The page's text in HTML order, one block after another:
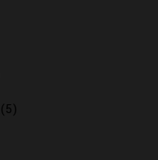
(5)